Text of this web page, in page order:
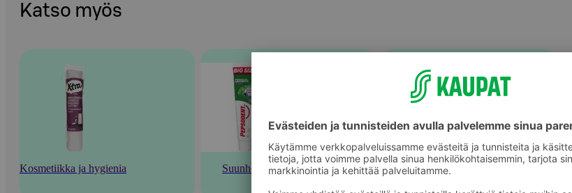
Katso myös
Kosmetiikka ja hygienia Suunhoito Hammasharjat